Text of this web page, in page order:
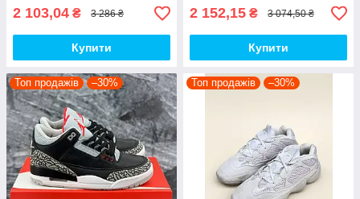
2 103,04 ₴ 3 286 ₴
Купити
2 152,15 ₴ 3 074,50 ₴
Купити
Топ продажів –30% Топ продажів –30%